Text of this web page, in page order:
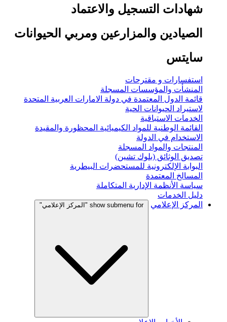
شهادات التسجيل والاعتماد
الصيادين والمزارعين ومربي الحيوانات
سايتس
استفسارات و مقترحات
المنشأت والمؤسسات المسجلة
قائمة الدول المعتمدة في دولة الامارات العربية المتحدة
لاستيراد الحيوانات الحية
الخدمات الاستباقية
القائمة الوطنية للمواد الكيميائية المحظورة والمقيدة
الاستخدام في الدولة
المنتجات والمواد المسجلة
تصديق الوثائق (بلوك تشين)
البوابة الإلكترونية للمستحضرات البيطرية
المسالخ المعتمدة
سياسة الأنظمة الإدارية المتكاملة
دليل الخدمات
المركز الإعلامي
show submenu for "المركز الإعلامي"